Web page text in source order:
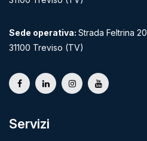
Sede operativa: Strada Feltrina 20
31100 Treviso (TV)
Servizi